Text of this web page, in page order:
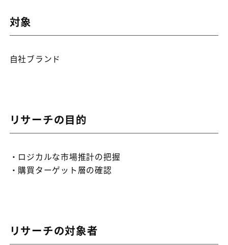
対象
自社ブランド
リサーチの目的
・ロジカルな市場推計の把握
・購買ターゲット層の確認
リサーチの対象者